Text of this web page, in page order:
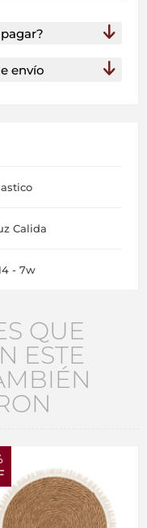
envío
Calida
- 7w
QUE
ESTE